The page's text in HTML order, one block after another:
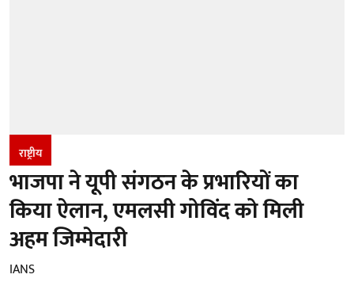
राष्ट्रीय
भाजपा ने यूपी संगठन के प्रभारियों का
किया ऐलान, एमलसी गोविंद को मिली
अहम जिम्मेदारी
IANS